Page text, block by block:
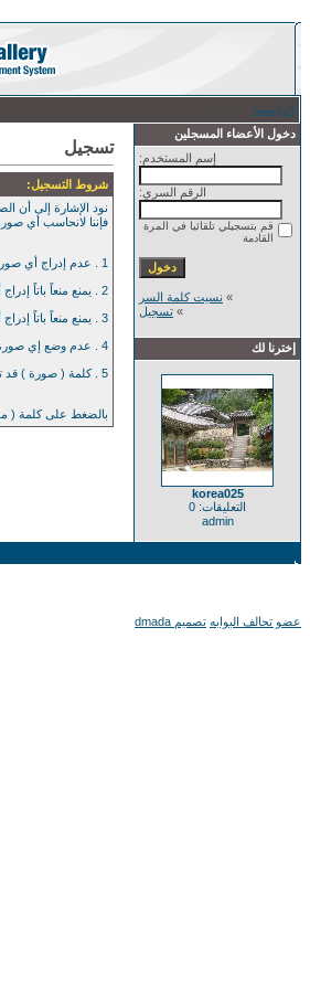
الرئيسية
دخول الأعضاء المسجلين
إسم المستخدم:
الرقم السري:
قم بتسجيلي تلقائيا في المرة
القادمة
» نسيت كلمة السر
» تسجيل
إخترنا لك
korea025
التعليقات: 0
admin
تسجيل
شروط التسجيل:
نود الإشارة إلى أن
فإننا لانحاسب أي
1 . عدم إدراج أي صورة تسئ إلى الذوق العام وتمس مشاعر العامة بأي حال من الآحوال .
2 . يمنع منعاً باتاً إدراج أي صورة مخله بالآداب العامة .
3 . يمنع منعاً باتاً إدراج أي صورة تسئ لديننا الإسلامي الحنيف .
4 . عدم وضع إي صورة تسئ إلى أي دولة أو حكومتها أو شعوبها .
5 . كلمة ( صورة ) قد تعني : صوت أو نص أو ماشابه ذلك .
بالضغط على كلمة (
عضو تحالف البوابه تصميم dmada